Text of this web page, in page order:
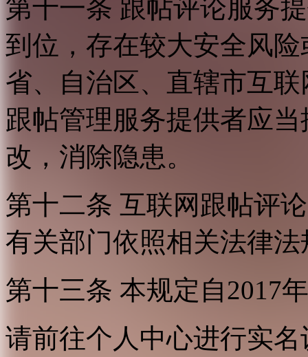
第十一条 跟帖评论服务
到位，存在较大安全风
省、自治区、直辖市互
跟帖管理服务提供者应
改，消除隐患。
第十二条 互联网跟帖评
有关部门依照相关法律
第十三条 本规定自2017
请前往个人中心进行实名